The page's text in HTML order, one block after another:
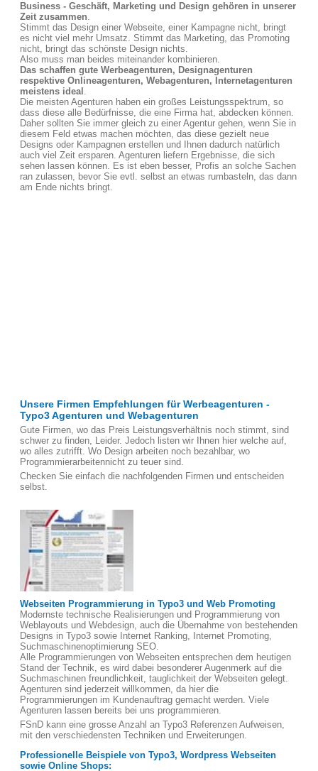
Business - Geschäft, Marketing und Design gehören in unserer
Zeit zusammen.
Stimmt das Design einer Webseite, einer Kampagne nicht, bringt
es nicht viel mehr Umsatz. Stimmt das Marketing, das Promoting
nicht, bringt das schönste Design nichts.
Also muss man beides miteinander kombinieren.
Das schaffen gute Werbeagenturen, Designagenturen
respektive Onlineagenturen, Webagenturen, Internetagenturen
meistens ideal .
Die meisten Agenturen haben ein großes Leistungsspektrum, so
dass diese alle Bedürfnisse, die eine Firma hat, abdecken können.
Daher sollten Sie immer gleich zu einer Agentur gehen, wenn Sie in
diesem Feld etwas machen möchten, das diese gezielt neue
Designs oder Kampagnen erstellen und Ihnen dadurch natürlich
auch viel Zeit ersparen. Agenturen liefern Ergebnisse, die sich
sehen lassen können. Es ist eben besser, Profis an solche Sachen
ran zulassen, bevor Sie evtl. selbst an etwas rumbasteln, das dann
am Ende nichts bringt.
Unsere Firmen Empfehlungen für Werbeagenturen -
Typo3 Agenturen und Webagenturen
Gute Firmen, wo das Preis Leistungsverhältnis noch stimmt, sind
schwer zu finden, Leider. Jedoch listen wir Ihnen hier welche auf,
wo alles zutrifft. Wo Design arbeiten noch bezahlbar, wo
Programmierarbeitennicht zu teuer sind.
Checken Sie einfach die nachfolgenden Firmen und entscheiden
selbst.
Webseiten Programmierung in Typo3 und Web Promoting
Modernste technische Realisierungen und Programmierung von
Weblayouts und Webdesign, auch die Übernahme von bestehenden
Designs in Typo3 sowie Internet Ranking, Internet Promoting,
Suchmaschinenoptimierung SEO.
Alle Programmierungen von Webseiten entsprechen dem heutigen
Stand der Technik, es wird dabei besonderer Augenmerk auf die
Suchmaschinen freundlichkeit, tauglichkeit der Webseiten gelegt.
Agenturen sind jederzeit willkommen, da hier die
Programmierungen im Kundenauftrag gemacht werden. Viele
Agenturen lassen bereits bei uns programmieren.
FSnD kann eine grosse Anzahl an Typo3 Referenzen Aufweisen,
mit den verschiedensten Techniken und Erweiterungen.
Professionelle Beispiele von Typo3, Wordpress Webseiten
sowie Online Shops: